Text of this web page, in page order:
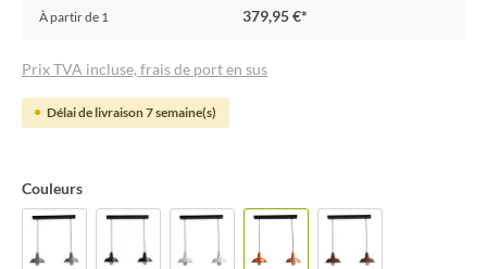
À partir de 1 379,95 €*
Prix TVA incluse, frais de port en sus
Délai de livraison 7 semaine(s)
Couleurs